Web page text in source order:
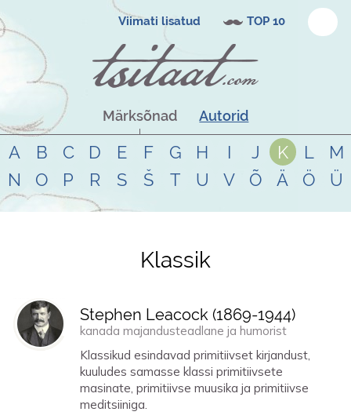
Viimati lisatud TOP 10
Märksõnad Autorid
A B C D E F G H I J K L
M
N
O P R S Š T U V Õ Ä Ö Ü
Tsitaadid teemalklassik
Klassik
Stephen Leacock (1869-1944)
kanada majandusteadlane ja humorist
Klassikud esindavad primitiivset kirjandust,
kuuludes samasse klassi primitiivsete
masinate, primitiivse muusika ja primitiivse
meditsiiniga.